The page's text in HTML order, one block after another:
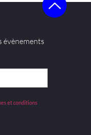
évènements
et conditions